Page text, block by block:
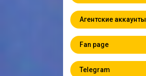
Агентские аккаунты
Fan page
Telegram